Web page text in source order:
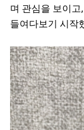
며 관심을 보이
들여다보기 시작